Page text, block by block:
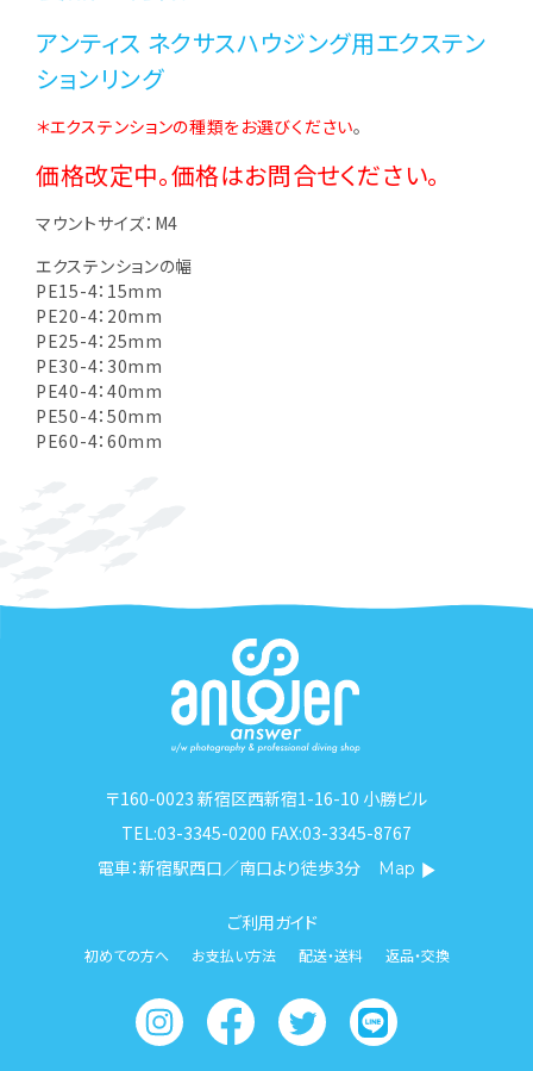
アンティス ネクサスハウジング用エクステン
ションリング
＊エクステンションの種類をお選びください。
価格改定中。価格はお問合せください。
マウントサイズ：M4
エクステンションの幅
PE15-4：15mm
PE20-4：20mm
PE25-4：25mm
PE30-4：30mm
PE40-4：40mm
PE50-4：50mm
PE60-4：60mm
〒160-0023 新宿区西新宿1-16-10 小勝ビル
TEL:03-3345-0200 FAX:03-3345-8767
電車：新宿駅西口／南口より徒歩3分
Map
ご利用ガイド
初めての方へ お支払い方法 配送・送料 返品・交換